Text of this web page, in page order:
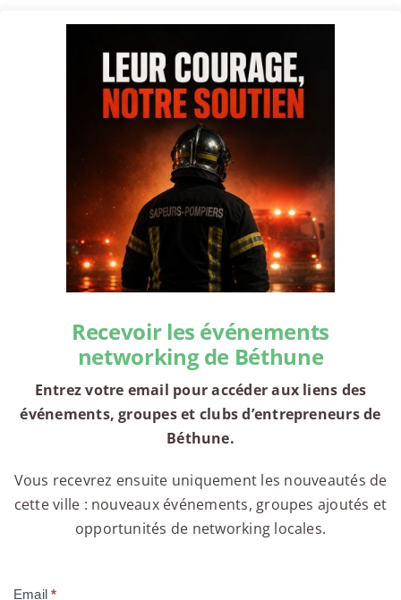
Recevoir les événements
networking de Béthune
Entrez votre email pour accéder aux liens des
événements, groupes et clubs d’entrepreneurs de
Béthune.
Vous recevrez ensuite uniquement les nouveautés de
cette ville : nouveaux événements, groupes ajoutés et
opportunités de networking locales.
Email*